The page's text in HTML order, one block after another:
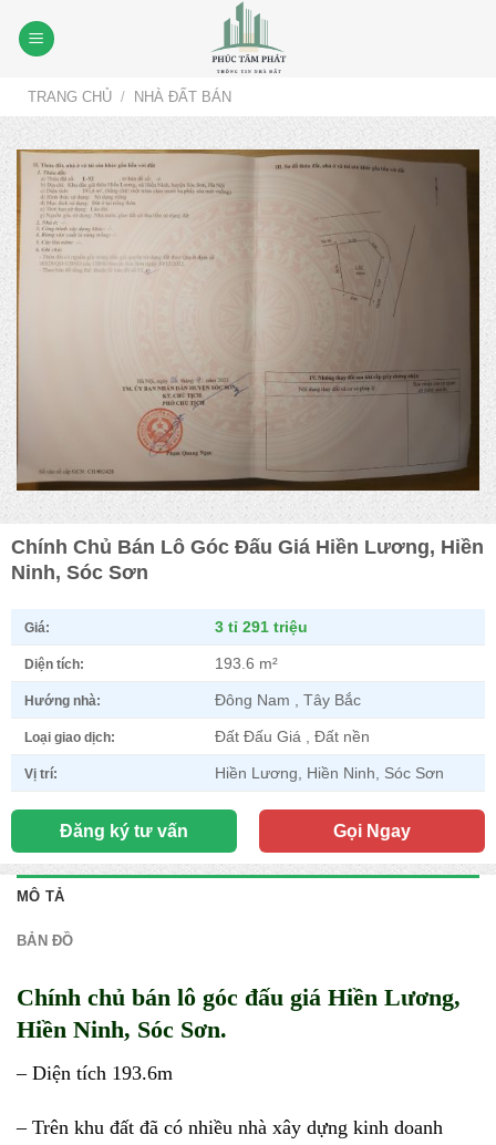
TRANG CHỦ / NHÀ ĐẤT BÁN
Chính Chủ Bán Lô Góc Đấu Giá Hiền Lương, Hiền
Ninh, Sóc Sơn
Giá: 3 tỉ 291 triệu
Diện tích: 193.6 m²
Hướng nhà: Đông Nam , Tây Bắc
Loại giao dịch: Đất Đấu Giá , Đất nền
Vị trí: Hiền Lương, Hiền Ninh, Sóc Sơn
Đăng ký tư vấn Gọi Ngay
MÔ TẢ
BẢN ĐỒ
Chính chủ bán lô góc đấu giá Hiền Lương,
Hiền Ninh, Sóc Sơn.
– Diện tích 193.6m
– Trên khu đất đã có nhiều nhà xây dựng kinh doanh